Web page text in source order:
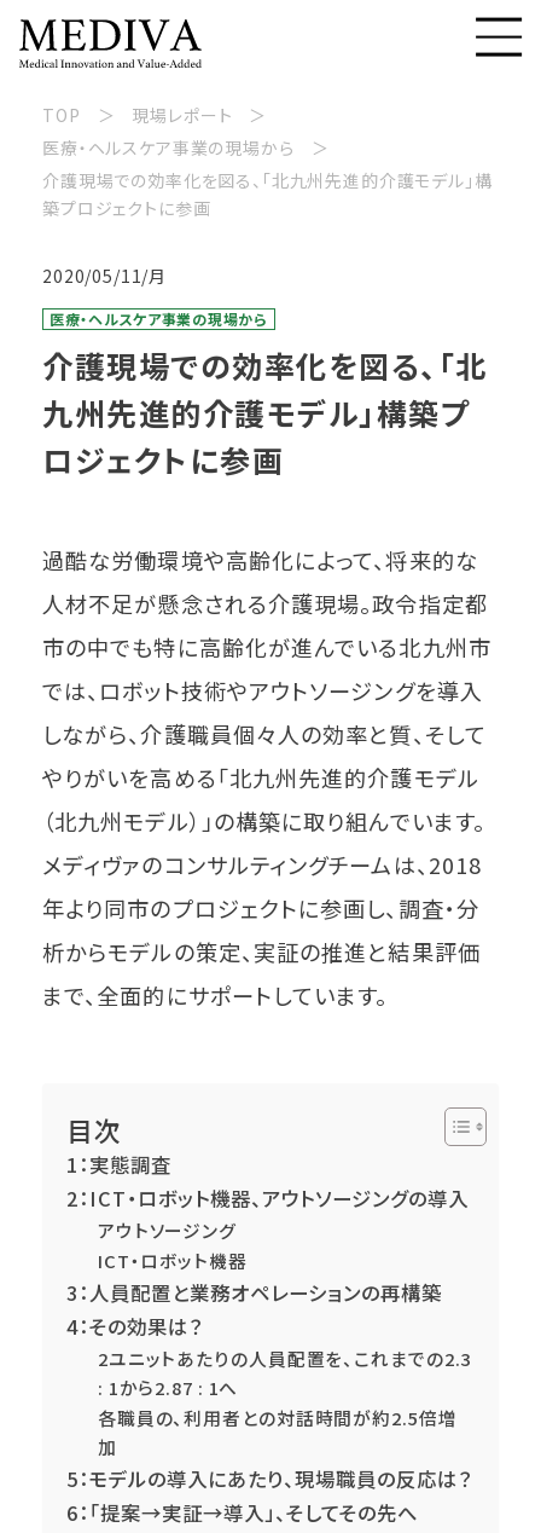
TOP
現場レポート
医療・ヘルスケア事業の現場から
介護現場での効率化を図る、「北九州先進的介護モデル」構
築プロジェクトに参画
2020/05/11/月
医療・ヘルスケア事業の現場から
介護現場での効率化を図る、「北
九州先進的介護モデル」構築プ
ロジェクトに参画
過酷な労働環境や高齢化によって、将来的な
人材不足が懸念される介護現場。政令指定都
市の中でも特に高齢化が進んでいる北九州市
では、ロボット技術やアウトソージングを導入
しながら、介護職員個々人の効率と質、そして
やりがいを高める「北九州先進的介護モデル
（北九州モデル）」の構築に取り組んでいます。
メディヴァのコンサルティングチームは、2018
年より同市のプロジェクトに参画し、調査・分
析からモデルの策定、実証の推進と結果評価
まで、全面的にサポートしています。
目次
1：実態調査
2：ICT・ロボット機器、アウトソージングの導入
アウトソージング
ICT・ロボット機器
3：人員配置と業務オペレーションの再構築
4：その効果は？
2ユニットあたりの人員配置を、これまでの2.3
: 1から2.87 : 1へ
各職員の、利用者との対話時間が約2.5倍増
加
5：モデルの導入にあたり、現場職員の反応は？
6：「提案→実証→導入」、そしてその先へ